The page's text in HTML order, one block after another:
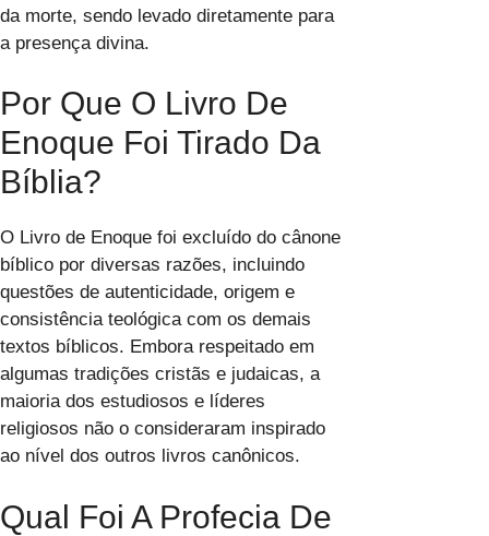
da morte, sendo levado diretamente para
a presença divina.
Por Que O Livro De
Enoque Foi Tirado Da
Bíblia?
O Livro de Enoque foi excluído do cânone
bíblico por diversas razões, incluindo
questões de autenticidade, origem e
consistência teológica com os demais
textos bíblicos. Embora respeitado em
algumas tradições cristãs e judaicas, a
maioria dos estudiosos e líderes
religiosos não o consideraram inspirado
ao nível dos outros livros canônicos.
Qual Foi A Profecia De